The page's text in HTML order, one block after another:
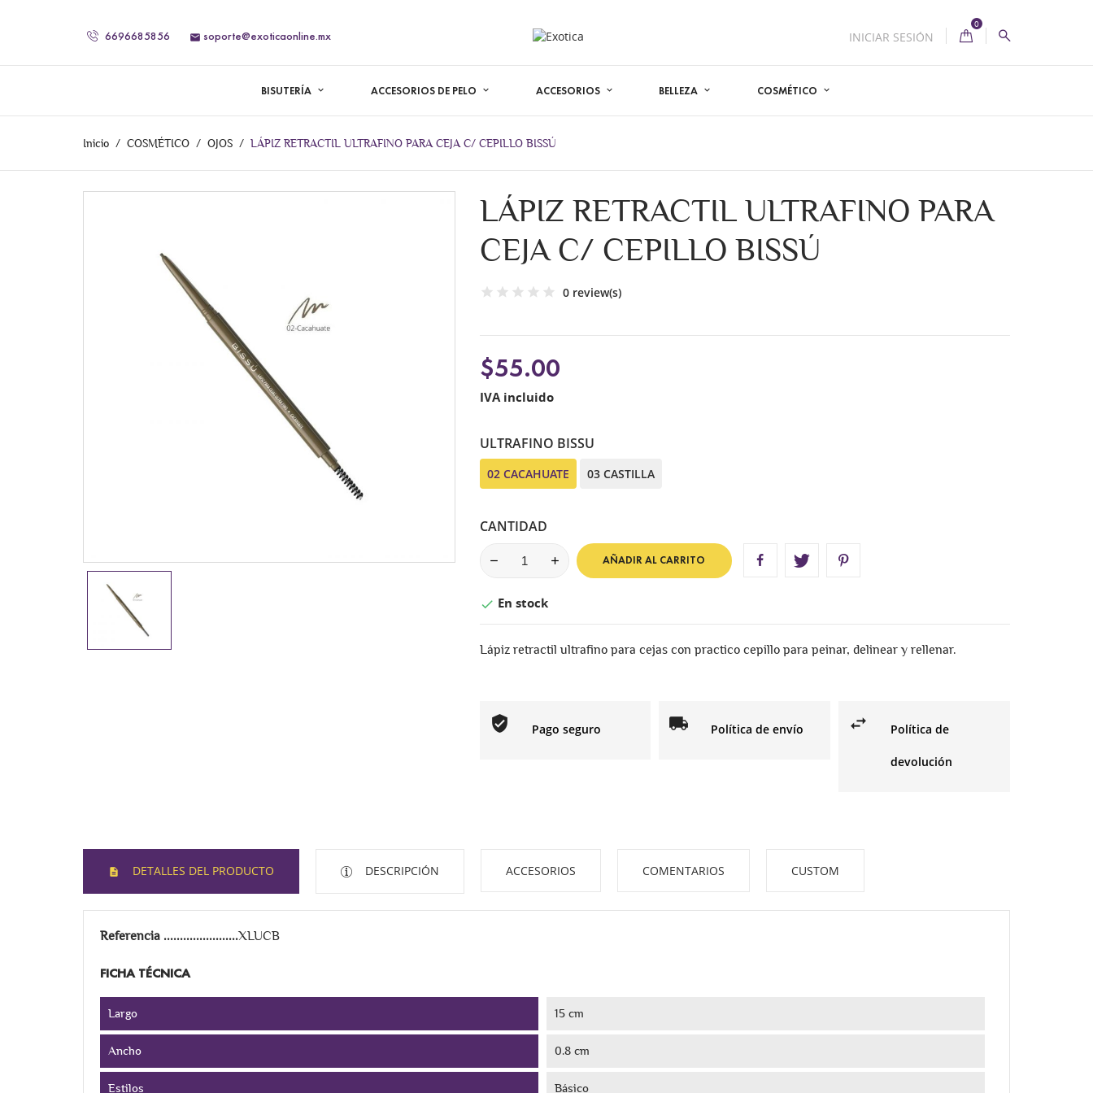
6696685856  soporte@exoticaonline.mx INICIAR SESIÓN
0
BISUTERÍA ACCESORIOS DE PELO ACCESORIOS BELLEZA COSMÉTICO
Inicio COSMÉTICO OJOS LÁPIZ RETRACTIL ULTRAFINO PARA CEJA C/ CEPILLO BISSÚ
LÁPIZ RETRACTIL ULTRAFINO PARA
CEJA C/ CEPILLO BISSÚ
0 review(s)
$55.00
IVA incluido
ULTRAFINO BISSU
02 CACAHUATE 03 CASTILLA
CANTIDAD
AÑADIR AL CARRITO
 En stock
Lápiz retractil ultrafino para cejas con practico cepillo para peinar, delinear y rellenar.
Pago seguro Política de envío Política de
devolución
DETALLES DEL PRODUCTO DESCRIPCIÓN ACCESORIOS COMENTARIOS CUSTOM
Referencia XLUCB
FICHA TÉCNICA
Largo 15 cm
Ancho 0.8 cm
Estilos Básico